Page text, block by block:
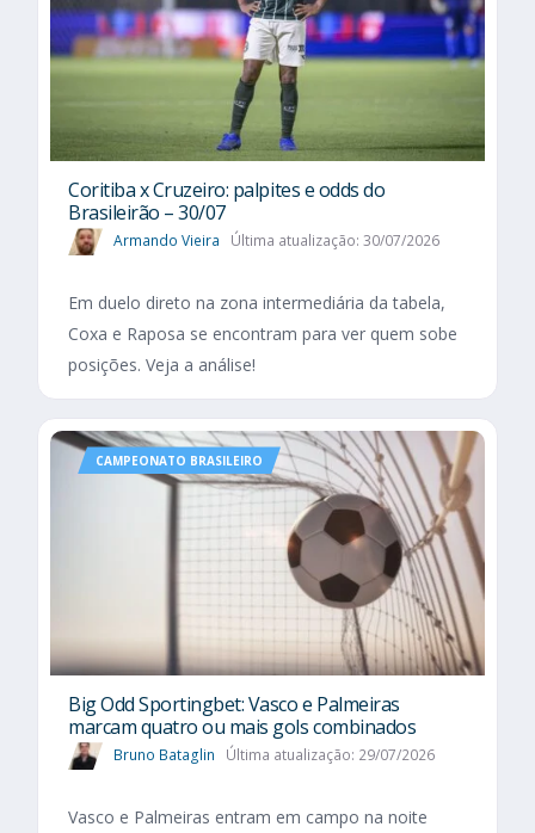
Coritiba x Cruzeiro: palpites e odds do
Brasileirão – 30/07
Armando Vieira Última atualização: 30/07/2026
Em duelo direto na zona intermediária da tabela,
Coxa e Raposa se encontram para ver quem sobe
posições. Veja a análise!
CAMPEONATO BRASILEIRO
Big Odd Sportingbet: Vasco e Palmeiras
marcam quatro ou mais gols combinados
Bruno Bataglin Última atualização: 29/07/2026
Vasco e Palmeiras entram em campo na noite